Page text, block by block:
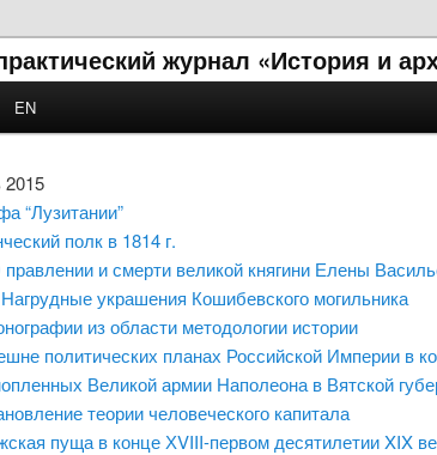
журнал «История и
EN
“Лузитании”
полк в 1814 г.
и смерти великой княгини Елены
украшения Кошибевского могильника
из области методологии истории
политических планах Российской Империи в
Великой армии Наполеона в Вятской
теории человеческого капитала
пуща в конце ХVIII-первом десятилетии XIX